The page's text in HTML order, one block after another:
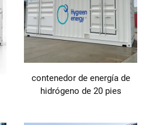
contenedor de energía de
hidrógeno de 20 pies